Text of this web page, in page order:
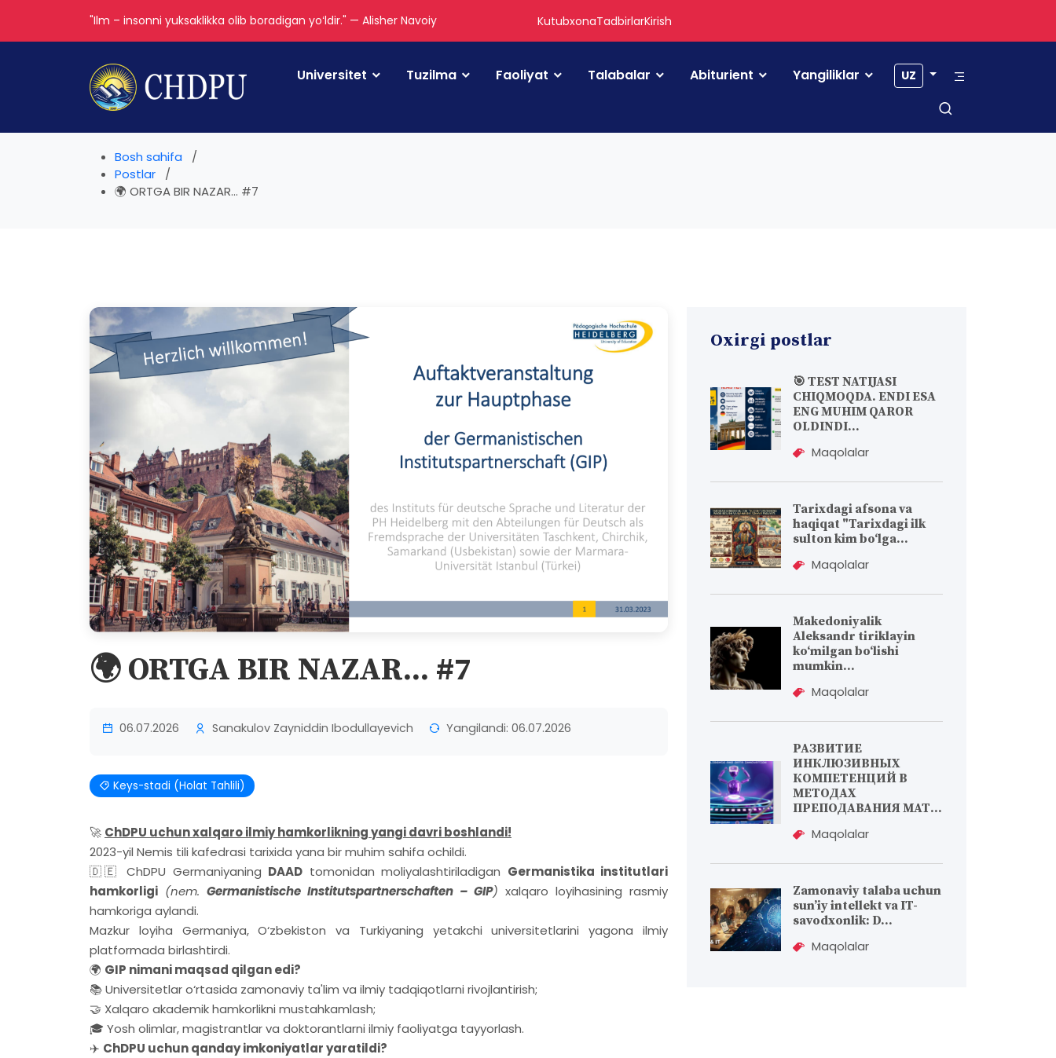
"Ilm – insonni yuksaklikka olib boradigan yoʻldir." — Alisher Navoiy KutubxonaTadbirlarKirish
Universitet Tuzilma Faoliyat Talabalar Abiturient Yangiliklar UZ
Bosh sahifa
Postlar
🌍 ORTGA BIR NAZAR... #7
🌍 ORTGA BIR NAZAR... #7
06.07.2026 Sanakulov Zayniddin Ibodullayevich Yangilandi: 06.07.2026
Keys-stadi (Holat Tahlili)
🚀 ChDPU uchun xalqaro ilmiy hamkorlikning yangi davri boshlandi!
2023-yil Nemis tili kafedrasi tarixida yana bir muhim sahifa ochildi.
🇩🇪 ChDPU Germaniyaning DAAD tomonidan moliyalashtiriladigan Germanistika institutlari
hamkorligi (nem. Germanistische Institutspartnerschaften – GIP) xalqaro loyihasining rasmiy
hamkoriga aylandi.
Mazkur loyiha Germaniya, O‘zbekiston va Turkiyaning yetakchi universitetlarini yagona ilmiy
platformada birlashtirdi.
🌍 GIP nimani maqsad qilgan edi?
📚 Universitetlar o‘rtasida zamonaviy ta'lim va ilmiy tadqiqotlarni rivojlantirish;
🤝 Xalqaro akademik hamkorlikni mustahkamlash;
🎓 Yosh olimlar, magistrantlar va doktorantlarni ilmiy faoliyatga tayyorlash.
✈️ ChDPU uchun qanday imkoniyatlar yaratildi?
Oxirgi postlar
🎯 TEST NATIJASI
CHIQMOQDA. ENDI ESA
ENG MUHIM QAROR
OLDINDI...
Maqolalar
Tarixdagi afsona va
haqiqat "Tarixdagi ilk
sulton kim bo‘lga...
Maqolalar
Makedoniyalik
Aleksandr tiriklayin
koʻmilgan boʻlishi
mumkin...
Maqolalar
РАЗВИТИЕ
ИНКЛЮЗИВНЫХ
КОМПЕТЕНЦИЙ В
МЕТОДАХ
ПРЕПОДАВАНИЯ МАТ...
Maqolalar
Zamonaviy talaba uchun
sun’iy intellekt va IT-
savodxonlik: D...
Maqolalar